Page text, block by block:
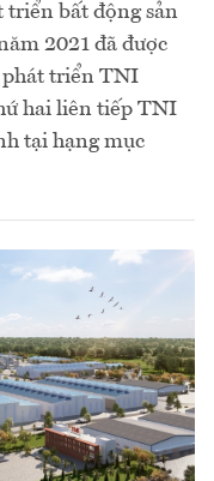
triển bất động sản
2021 đã được
phát triển TNI
hai liên tiếp TNI
tại hạng mục